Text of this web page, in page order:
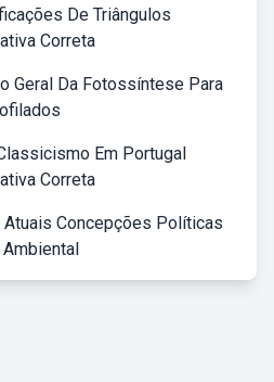
De Triângulos
Correta
Geral Da Fotossíntese Para
Em Portugal
Correta
Concepções Políticas